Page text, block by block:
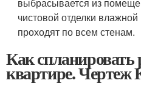
чистовой отделки
проходят по всем стенам.
Как спланировать
квартире. Чертеж